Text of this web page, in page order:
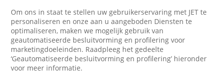
Om ons in staat te stellen uw gebruikerservaring met JET te
personaliseren en onze aan u aangeboden Diensten te
optimaliseren, maken we mogelijk gebruik van
geautomatiseerde besluitvorming en profilering voor
marketingdoeleinden. Raadpleeg het gedeelte
‘Geautomatiseerde besluitvorming en profilering’ hieronder
voor meer informatie.